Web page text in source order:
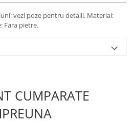
vezi poze pentru detalii. Material:
Fara pietre.
CUMPARATE